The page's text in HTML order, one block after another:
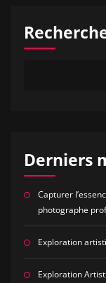
Derniers
Capturer
photographe
Exploration
Exploration